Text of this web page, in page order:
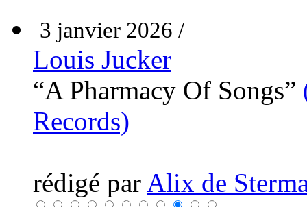
3 janvier 2026 /
Louis Jucker
“A Pharmacy Of Songs”
Records)
rédigé par Alix de